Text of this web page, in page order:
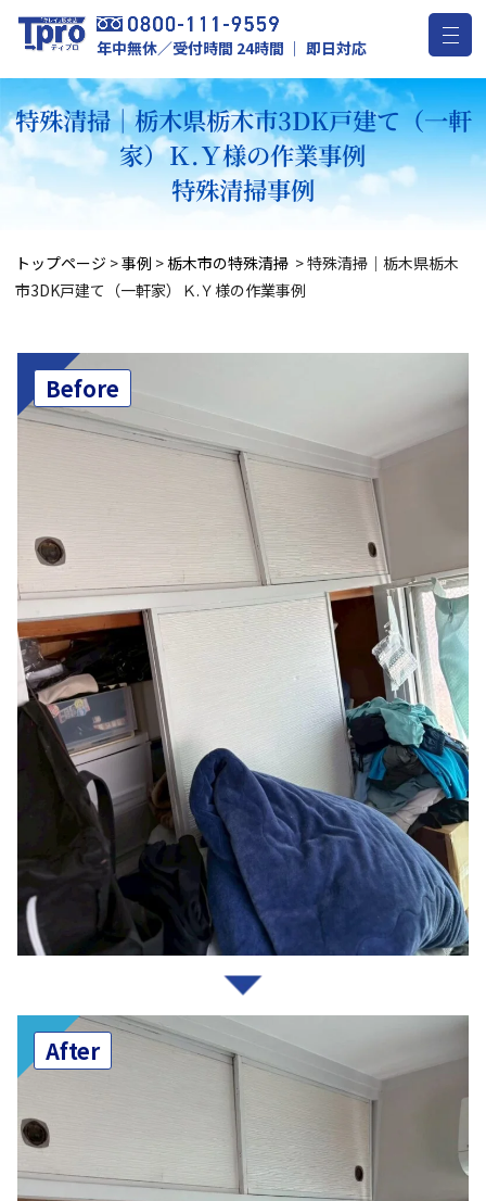
年中無休／受付時間 24時間 ｜ 即日対応
特殊清掃｜栃木県栃木市3DK戸建て（一軒
家）Ｋ.Ｙ様の作業事例
特殊清掃事例
トップページ >事例 >栃木市の特殊清掃 >特殊清掃｜栃木県栃木
市3DK戸建て（一軒家）Ｋ.Ｙ様の作業事例
Before
After